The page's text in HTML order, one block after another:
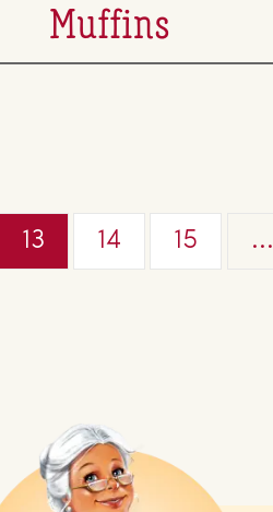
Muffins
13 14 15 ...